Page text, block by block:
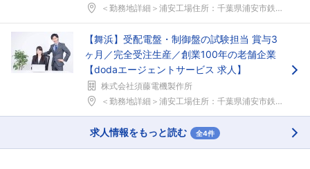
フォローしました
こちらの企業もフォローしませんか？
＜勤務地詳細＞浦安工場住所：千葉県浦安市鉄鋼通り２...
【舞浜】受配電盤・制御盤の試験担当 賞与3
ヶ月／完全受注生産／創業100年の老舗企業
【dodaエージェントサービス 求人】
株式会社須藤電機製作所
＜勤務地詳細＞浦安工場住所：千葉県浦安市鉄鋼通り２...
求人情報をもっと読む 全4件